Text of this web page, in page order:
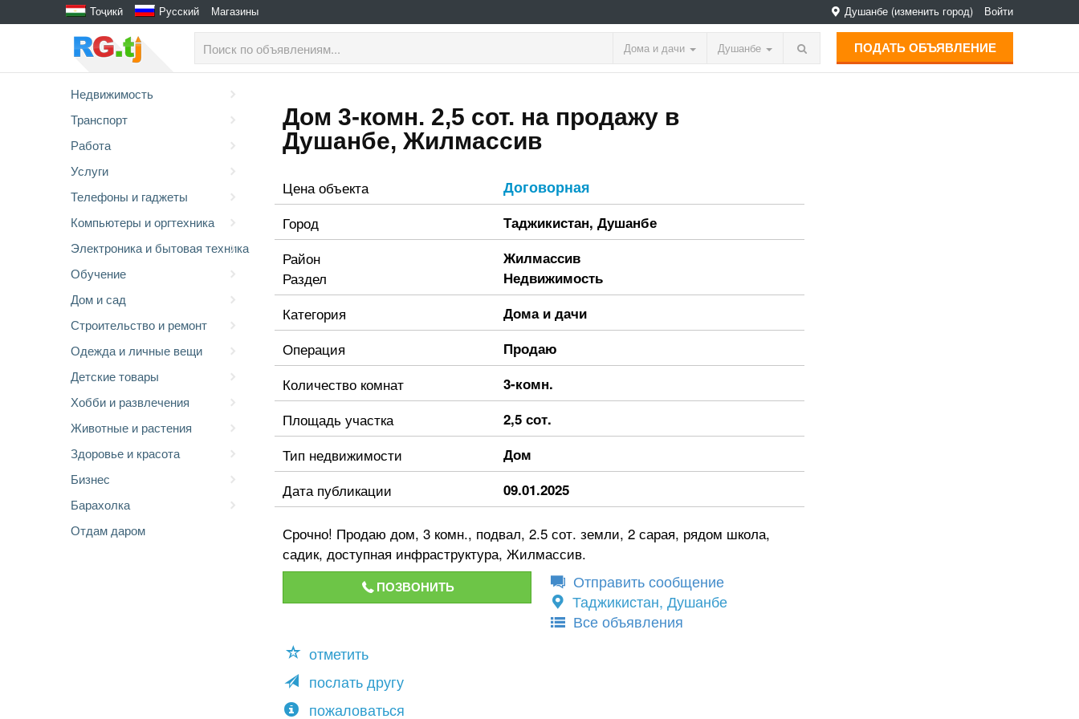
Тоҷикӣ Русский Магазины Душанбе (изменить город) Войти
Дома и дачи Душанбе ПОДАТЬ ОБЪЯВЛЕНИЕ
Недвижимость
Транспорт
Работа
Услуги
Телефоны и гаджеты
Компьютеры и оргтехника
Электроника и бытовая техника
Обучение
Дом и сад
Строительство и ремонт
Одежда и личные вещи
Детские товары
Хобби и развлечения
Животные и растения
Здоровье и красота
Бизнес
Барахолка
Отдам даром
Дом 3-комн. 2,5 сот. на продажу в
Душанбе, Жилмассив
Цена объекта Договорная
Город Таджикистан, Душанбе
Район Жилмассив
Раздел Недвижимость
Категория Дома и дачи
Операция Продаю
Количество комнат 3-комн.
Площадь участка 2,5 сот.
Тип недвижимости Дом
Дата публикации 09.01.2025
Срочно! Продаю дом, 3 комн., подвал, 2.5 сот. земли, 2 сарая, рядом школа,
садик, доступная инфраструктура, Жилмассив.
ПОЗВОНИТЬ
Отправить сообщение
Таджикистан, Душанбе
Все объявления
отметить
послать другу
пожаловаться